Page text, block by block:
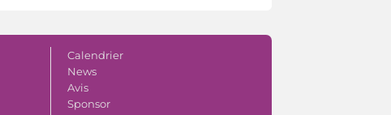
Calendrier
News
Avis
Sponsor